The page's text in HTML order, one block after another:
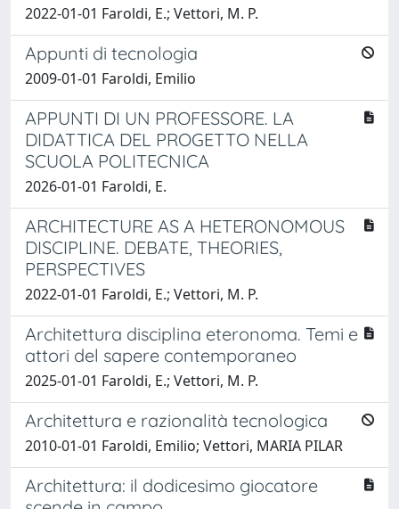
2022-01-01 Faroldi, E.; Vettori, M. P.
Appunti di tecnologia
2009-01-01 Faroldi, Emilio
APPUNTI DI UN PROFESSORE. LA
DIDATTICA DEL PROGETTO NELLA
SCUOLA POLITECNICA
2026-01-01 Faroldi, E.
ARCHITECTURE AS A HETERONOMOUS
DISCIPLINE. DEBATE, THEORIES,
PERSPECTIVES
2022-01-01 Faroldi, E.; Vettori, M. P.
Architettura disciplina eteronoma. Temi e
attori del sapere contemporaneo
2025-01-01 Faroldi, E.; Vettori, M. P.
Architettura e razionalità tecnologica
2010-01-01 Faroldi, Emilio; Vettori, MARIA PILAR
Architettura: il dodicesimo giocatore